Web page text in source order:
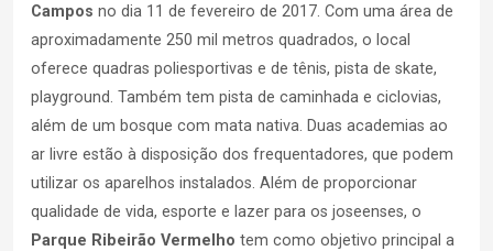
Campos no dia 11 de fevereiro de 2017. Com uma área de
aproximadamente 250 mil metros quadrados, o local
oferece quadras poliesportivas e de tênis, pista de skate,
playground. Também tem pista de caminhada e ciclovias,
além de um bosque com mata nativa. Duas academias ao
ar livre estão à disposição dos frequentadores, que podem
utilizar os aparelhos instalados. Além de proporcionar
qualidade de vida, esporte e lazer para os joseenses, o
Parque Ribeirão Vermelho tem como objetivo principal a